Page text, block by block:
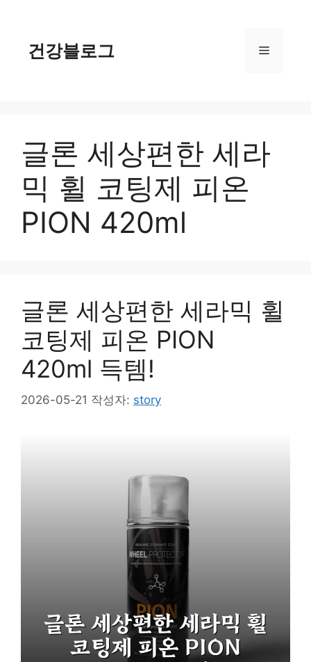
건강블로그 메
글론 세상편한 세라
믹 휠 코팅제 피온
PION 420ml
글론 세상편한 세라믹 휠
코팅제 피온 PION
420ml 득템!
2026-05-21 작성자: story